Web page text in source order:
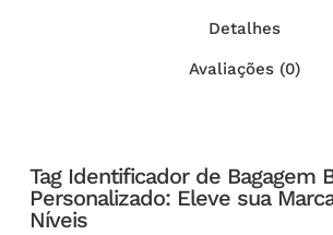
Detalhes
Avaliações (0)
Tag Identificador de Bagagem
Personalizado: Eleve sua
Níveis